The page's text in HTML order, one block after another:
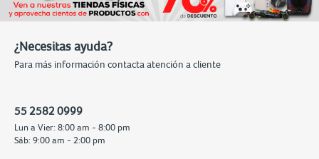
¿Necesitas ayuda?
Para más información contacta atención a cliente
55 2582 0999
Lun a Vier: 8:00 am - 8:00 pm
Sáb: 9:00 am - 2:00 pm